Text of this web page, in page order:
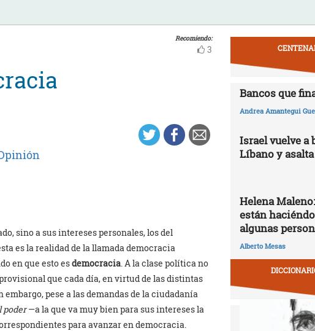
Recomiendo:
3
sino a sus intereses personales, los del
es la realidad de la llamada democracia
en que esto esdemocracia. A la clase política no
que cada día, en virtud de las distintas
pese a las demandas de la ciudadanía
poder—a la que va muy bien para sus intereses la
para avanzar en democracia.
Bancos que
Andrea Amantegui
Israel vuelve a
Líbano y
Helena
están
algunas
Alberto Mesas